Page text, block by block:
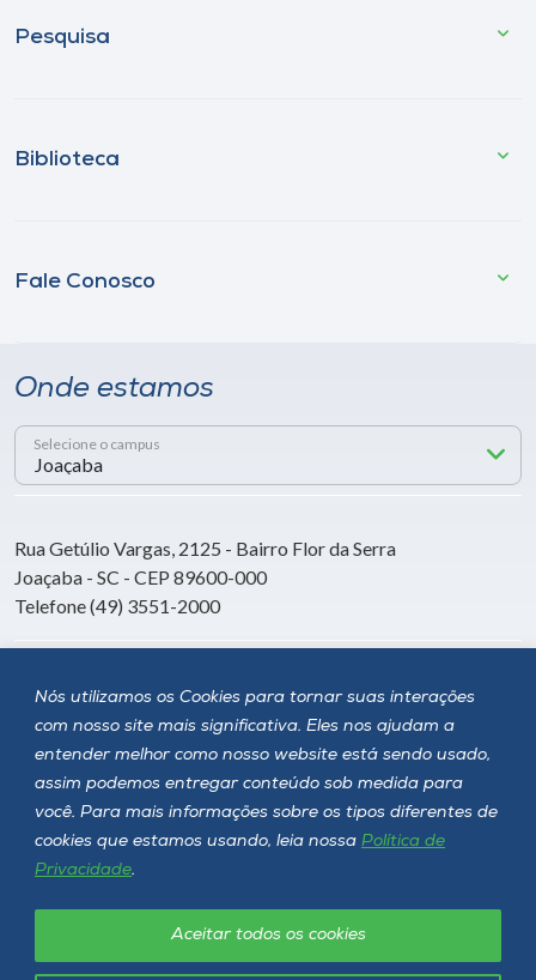
Nós utilizamos os Cookies para tornar suas interações
com nosso site mais significativa. Eles nos ajudam a
entender melhor como nosso website está sendo usado,
assim podemos entregar conteúdo sob medida para
você. Para mais informações sobre os tipos diferentes de
cookies que estamos usando, leia nossa Política de
Privacidade.
Aceitar todos os cookies
Pesquisa
Biblioteca
Fale Conosco
Onde estamos
Selecione o campus
Rua Getúlio Vargas, 2125 - Bairro Flor da Serra
Joaçaba - SC - CEP 89600-000
Telefone (49) 3551-2000
Siga a Unoesc
Política de privacidade LGPD